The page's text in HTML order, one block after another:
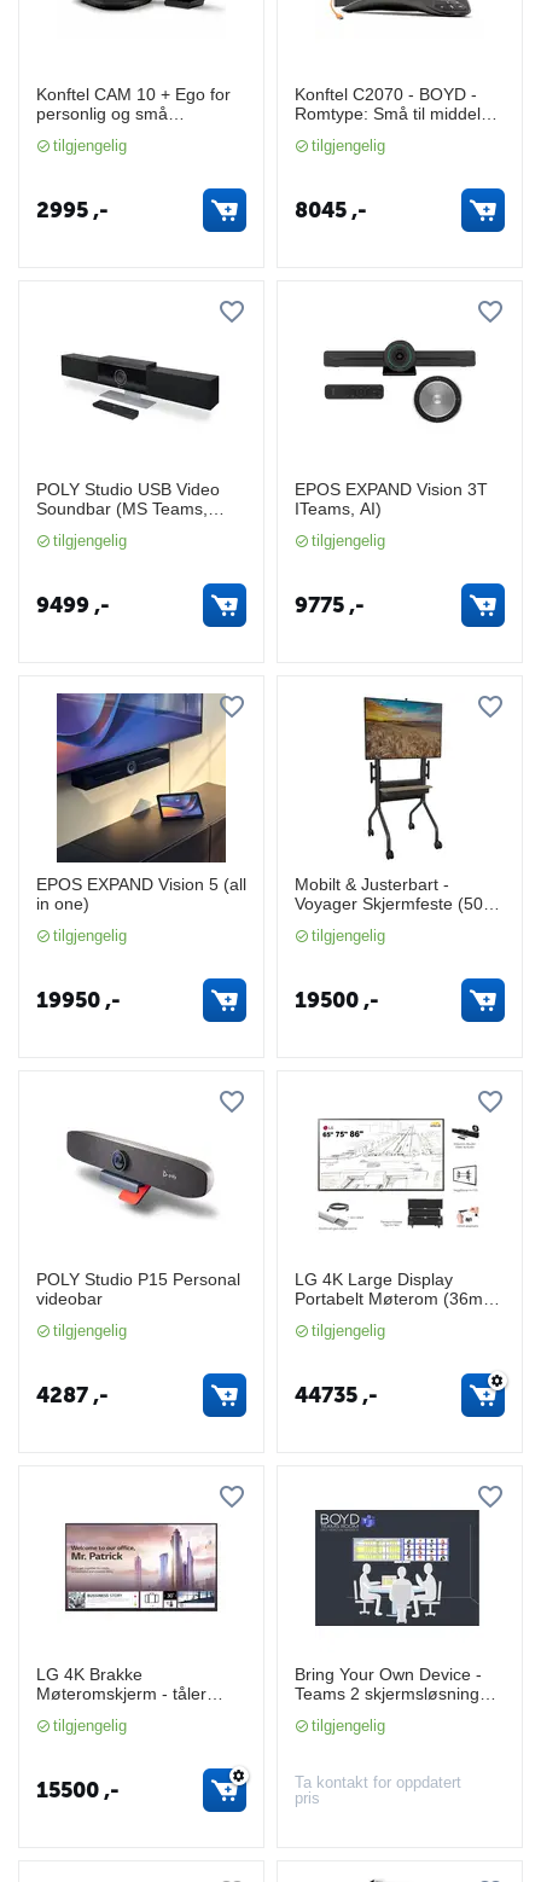
Konftel CAM 10 + Ego for
personlig og små
tilgjengelig
2995,-
Konftel C2070 - BOYD -
Romtype: Små til middels
tilgjengelig
8045,-
POLY Studio USB Video
Soundbar (MS Teams,
tilgjengelig
9499,-
EPOS EXPAND Vision 3T
ITeams, AI)
tilgjengelig
9775,-
EPOS EXPAND Vision 5 (all
in one)
tilgjengelig
19950,-
Mobilt & Justerbart -
Voyager Skjermfeste (50-
tilgjengelig
19500,-
POLY Studio P15 Personal
videobar
tilgjengelig
4287,-
LG 4K Large Display
Portabelt Møterom (36mnd
tilgjengelig
44735,-
LG 4K Brakke
Møteromskjerm - tåler
Garanti)
tilgjengelig
15500,-
Bring Your Own Device -
Teams 2 skjermsløsning
tilgjengelig
Ta kontakt for oppdatert
pris